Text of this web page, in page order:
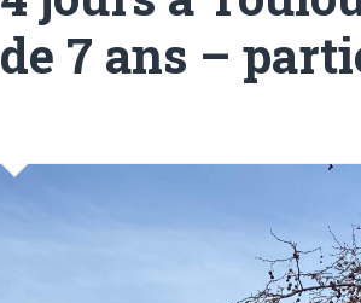
de 7 ans –